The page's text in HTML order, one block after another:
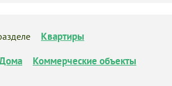
Квартиры
Коммерческие объекты